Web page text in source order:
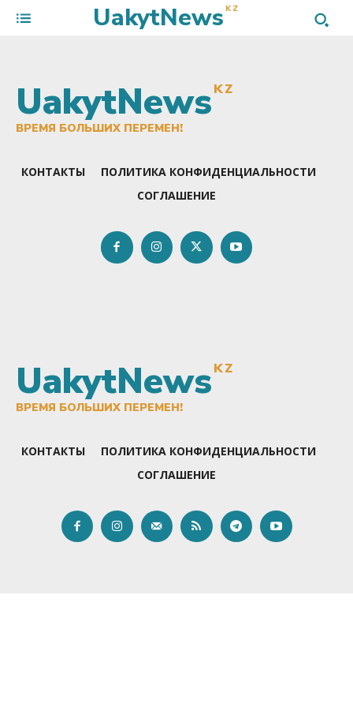
UakytNews KZ
UakytNewsKZ
ВРЕМЯ БОЛЬШИХ ПЕРЕМЕН!
КОНТАКТЫ
ПОЛИТИКА КОНФИДЕНЦИАЛЬНОСТИ
СОГЛАШЕНИЕ
UakytNewsKZ
ВРЕМЯ БОЛЬШИХ ПЕРЕМЕН!
КОНТАКТЫ
ПОЛИТИКА КОНФИДЕНЦИАЛЬНОСТИ
СОГЛАШЕНИЕ